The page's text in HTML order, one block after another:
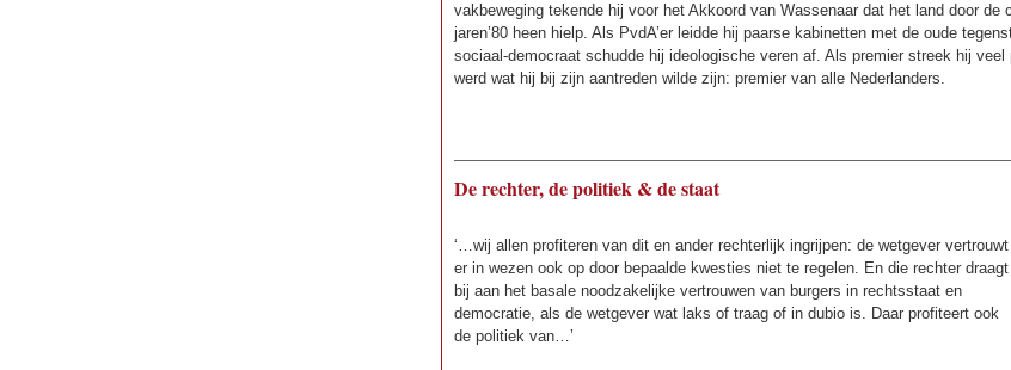
vakbeweging tekende hij voor het Akkoord van Wassenaar dat het land door de
jaren’80 heen hielp. Als PvdA’er leidde hij paarse kabinetten met de oude
sociaal-democraat schudde hij ideologische veren af. Als premier streek hij veel
werd wat hij bij zijn aantreden wilde zijn: premier van alle Nederlanders.
De rechter, de politiek & de staat
‘…wij allen profiteren van dit en ander rechterlijk ingrijpen: de wetgever vertrouwt
er in wezen ook op door bepaalde kwesties niet te regelen. En die rechter draagt
bij aan het basale noodzakelijke vertrouwen van burgers in rechtsstaat en
democratie, als de wetgever wat laks of traag of in dubio is. Daar profiteert ook
de politiek van…’